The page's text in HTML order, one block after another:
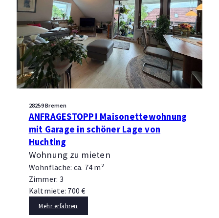
28259 Bremen
ANFRAGESTOPP! Maisonettewohnung
mit Garage in schöner Lage von
Huchting
Wohnung zu mieten
Wohnfläche: ca. 74 m²
Zimmer: 3
Kaltmiete: 700 €
Mehr erfahren